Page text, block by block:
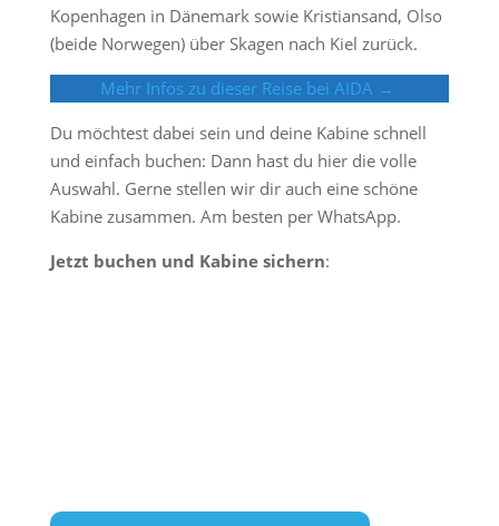
Kopenhagen in Dänemark sowie Kristiansand, Olso
(beide Norwegen) über Skagen nach Kiel zurück.
Mehr Infos zu dieser Reise bei AIDA →
Du möchtest dabei sein und deine Kabine schnell
und einfach buchen: Dann hast du hier die volle
Auswahl. Gerne stellen wir dir auch eine schöne
Kabine zusammen. Am besten per WhatsApp.
Jetzt buchen und Kabine sichern: